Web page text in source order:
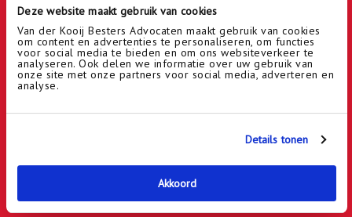
Deze website maakt gebruik van cookies
Van der Kooij Besters Advocaten maakt gebruik van cookies
om content en advertenties te personaliseren, om functies
voor social media te bieden en om ons websiteverkeer te
analyseren. Ook delen we informatie over uw gebruik van
onze site met onze partners voor social media, adverteren en
analyse.
Details tonen
Akkoord